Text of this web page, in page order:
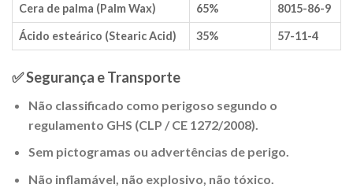
Cera de palma (Palm Wax)
65% 8015-86-9
Ácido esteárico (Stearic Acid) 35% 57-11-4
✅ Segurança e Transporte
Não classificado como perigoso segundo o
regulamento GHS (CLP / CE 1272/2008).
Sem pictogramas ou advertências de perigo.
Não inflamável, não explosivo, não tóxico.